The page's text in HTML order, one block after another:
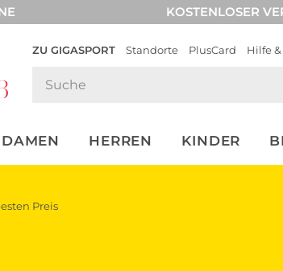
KOSTENLOSER
ZU GIGASPORT Standorte PlusCard Hilfe &
DAMEN HERREN KINDER
Preis